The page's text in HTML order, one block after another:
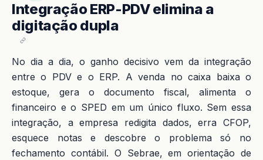
Integração ERP-PDV elimina a
digitação dupla
No dia a dia, o ganho decisivo vem da integração
entre o PDV e o ERP. A venda no caixa baixa o
estoque, gera o documento fiscal, alimenta o
financeiro e o SPED em um único fluxo. Sem essa
integração, a empresa redigita dados, erra CFOP,
esquece notas e descobre o problema só no
fechamento contábil. O Sebrae, em orientação de